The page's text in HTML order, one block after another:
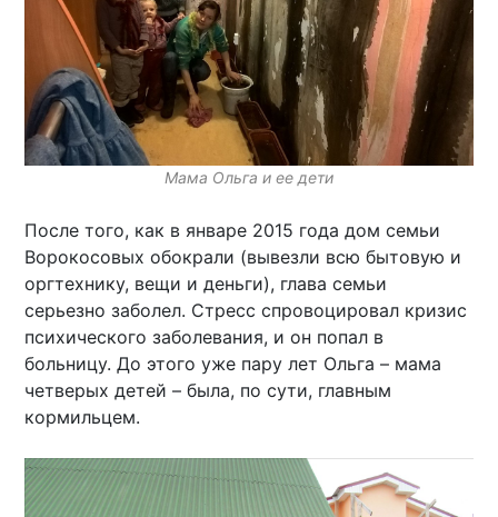
Мама Ольга и ее дети
После того, как в январе 2015 года дом семьи
Ворокосовых обокрали (вывезли всю бытовую и
оргтехнику, вещи и деньги), глава семьи
серьезно заболел. Стресс спровоцировал кризис
психического заболевания, и он попал в
больницу. До этого уже пару лет Ольга – мама
четверых детей – была, по сути, главным
кормильцем.